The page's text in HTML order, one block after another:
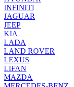
INFINITI
JAGUAR
JEEP
KIA
LADA
LAND ROVER
LEXUS
LIFAN
MAZDA